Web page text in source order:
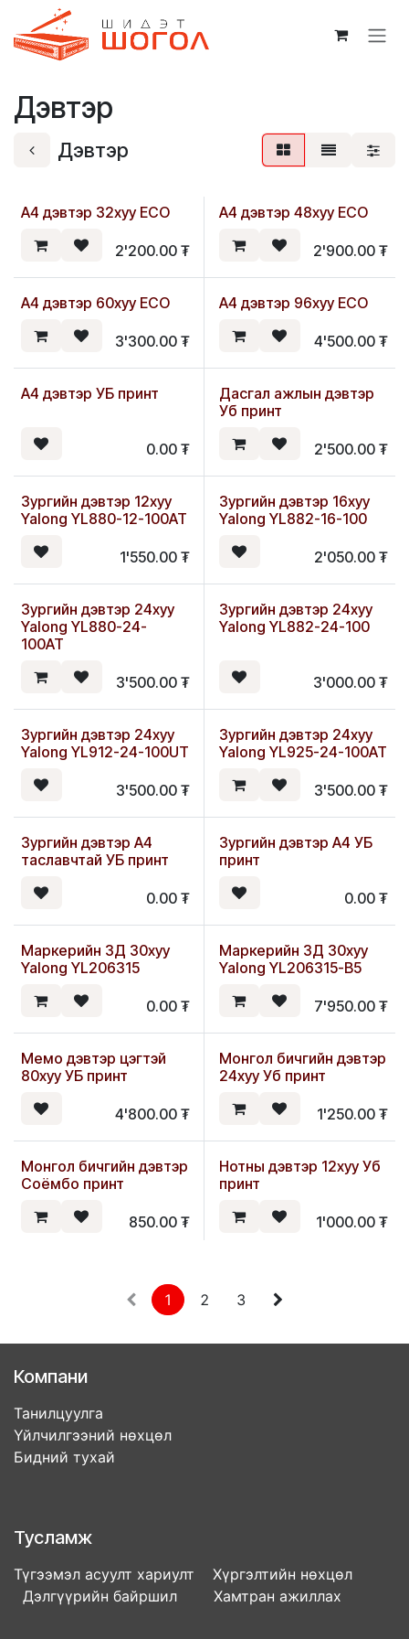
Skip to Content
Дэвтэр
Дэвтэр
А4 дэвтэр 32хуу ECO
2'200.00₮
А4 дэвтэр 48хуу ECO
2'900.00₮
А4 дэвтэр 60хуу ECO
3'300.00₮
А4 дэвтэр 96хуу ECO
4'500.00₮
А4 дэвтэр УБ принт
0.00₮
Дасгал ажлын дэвтэр
Уб принт
2'500.00₮
Зургийн дэвтэр 12хуу
Yalong YL880-12-100AT
1'550.00₮
Зургийн дэвтэр 16хуу
Yalong YL882-16-100
2'050.00₮
Зургийн дэвтэр 24хуу
Yalong YL880-24-
100AT
3'500.00₮
Зургийн дэвтэр 24хуу
Yalong YL882-24-100
3'000.00₮
Зургийн дэвтэр 24хуу
Yalong YL912-24-100UT
3'500.00₮
Зургийн дэвтэр 24хуу
Yalong YL925-24-100AT
3'500.00₮
Зургийн дэвтэр А4
таславчтай УБ принт
0.00₮
Зургийн дэвтэр А4 УБ
принт
0.00₮
Маркерийн ЗД 30хуу
Yalong YL206315
0.00₮
Маркерийн ЗД 30хуу
Yalong YL206315-B5
7'950.00₮
Мемо дэвтэр цэгтэй
80хуу УБ принт
4'800.00₮
Монгол бичгийн дэвтэр
24хуу Уб принт
1'250.00₮
Монгол бичгийн дэвтэр
Соёмбо принт
850.00₮
Нотны дэвтэр 12хуу Уб
принт
1'000.00₮
1 2 3
Компани
Танилцуулга
Үйлчилгээний нөхцөл
Бидний тухай
Тусламж
Түгээмэл асуулт хариулт Хүргэлтийн нөхцөл
Дэлгүүрийн байршил Хамтран ажиллах